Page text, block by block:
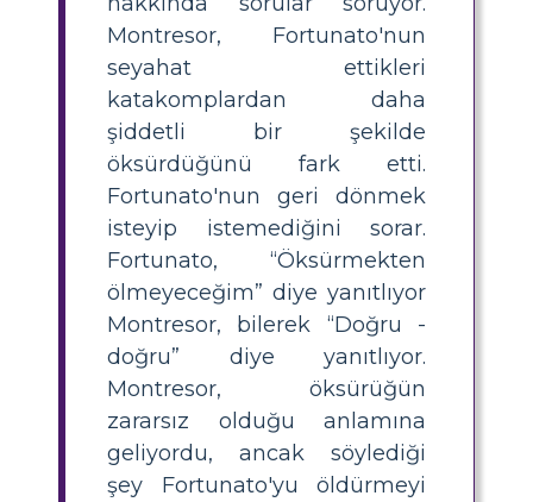
Montresor, Fortunato'nun
seyahat ettikleri
katakomplardan daha
şiddetli bir şekilde
öksürdüğünü fark etti.
Fortunato'nun geri dönmek
isteyip istemediğini sorar.
Fortunato, “Öksürmekten
ölmeyeceğim” diye yanıtlıyor
Montresor, bilerek “Doğru -
doğru” diye yanıtlıyor.
Montresor, öksürüğün
zararsız olduğu anlamına
geliyordu, ancak söylediği
şey Fortunato'yu öldürmeyi